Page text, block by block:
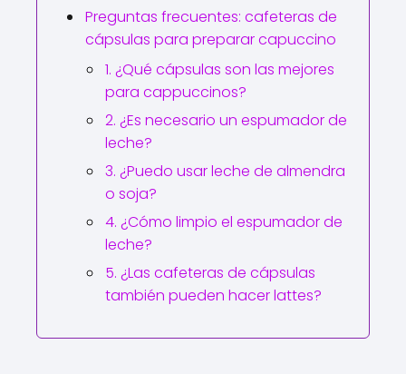
Preguntas frecuentes: cafeteras de
cápsulas para preparar capuccino
1. ¿Qué cápsulas son las mejores
para cappuccinos?
2. ¿Es necesario un espumador de
leche?
3. ¿Puedo usar leche de almendra
o soja?
4. ¿Cómo limpio el espumador de
leche?
5. ¿Las cafeteras de cápsulas
también pueden hacer lattes?